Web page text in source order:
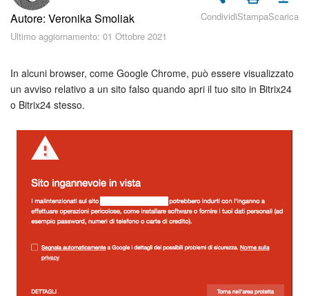
Piani e pagamento
Sicurezza in Bitrix24
Come iniziare?
CoPilot: IA in Bitrix24
Feed
Collab
Calendario
Autore: Veronika Smoliak
Ultimo aggiornamento: 01 Ottobre 2021
CondividiStampaScarica
In alcuni browser, come Google Chrome, può essere visualizzato
un avviso relativo a un sito falso quando apri il tuo sito in Bitrix24
o Bitrix24 stesso.